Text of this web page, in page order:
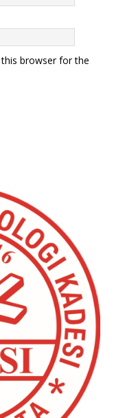
browser for the